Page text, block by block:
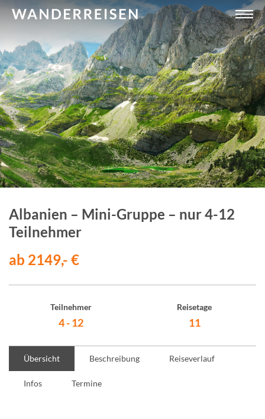
Albanien – Mini-Gruppe – nur 4-12
Teilnehmer
ab 2149,- €
Teilnehmer
4 - 12
Reisetage
11
Übersicht Beschreibung Reiseverlauf
Infos Termine